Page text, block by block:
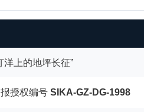
洋上的地坪长征”
授权编号SIKA-GZ-DG-1998